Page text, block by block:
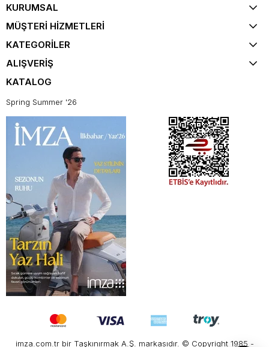
KURUMSAL
MÜŞTERİ HİZMETLERİ
KATEGORİLER
ALIŞVERİŞ
KATALOG
Spring Summer '26
imza.com.tr bir Taşkınırmak A.Ş. markasıdır. © Copyright 1985 -